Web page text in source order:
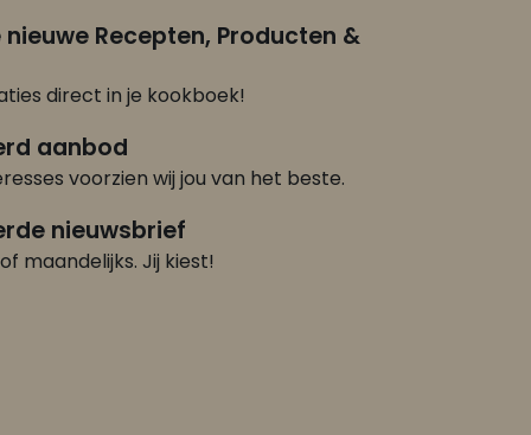
Recepten, Producten &
direct in je kookboek!
aanbod
voorzien wij jou van het beste.
nieuwsbrief
maandelijks. Jij kiest!